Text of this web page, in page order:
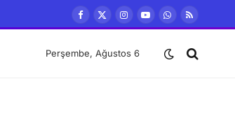
Facebook
X
Instagram
YouTubeWhatsApp
RSS
Perşembe, Ağustos 6